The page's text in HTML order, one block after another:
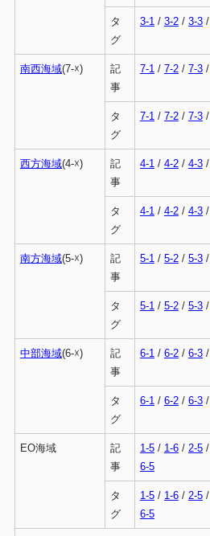
タ
グ
3-1/ 3-2/ 3-3/
南西海域(7-☓)
記
事
7-1/ 7-2/ 7-3/
タ
グ
7-1/ 7-2/ 7-3/
西方海域(4-☓)
記
事
4-1/ 4-2/ 4-3/
タ
グ
4-1/ 4-2/ 4-3/
南方海域(5-☓)
記
事
5-1/ 5-2/ 5-3/
タ
グ
5-1/ 5-2/ 5-3/
中部海域(6-☓)
記
事
6-1/ 6-2/ 6-3/
タ
グ
6-1/ 6-2/ 6-3/
EO海域
記
事
1-5/ 1-6/ 2-5/
6-5
タ
グ
1-5/ 1-6/ 2-5/
6-5